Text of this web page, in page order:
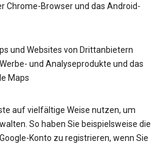
Chrome-Browser und das Android-
und Websites von Drittanbietern
und Analyseprodukte und das
Maps
auf vielfältige Weise nutzen, um
So haben Sie beispielsweise die
Konto zu registrieren, wenn Sie